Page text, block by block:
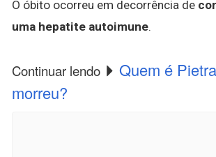
O óbito ocorreu em decorrência de
uma hepatite autoimune.
Continuar lendo
Quem é
morreu?